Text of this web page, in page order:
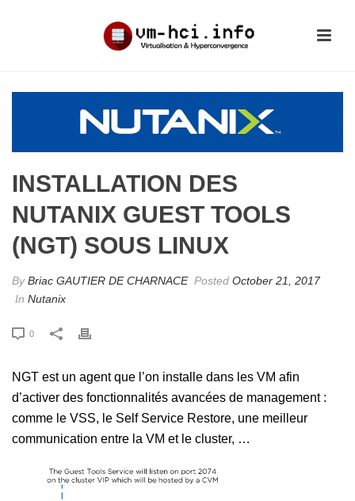
INSTALLATION DES
NUTANIX GUEST TOOLS
(NGT) SOUS LINUX
ByBriac GAUTIER DE CHARNACE Posted October 21, 2017
In Nutanix
0
NGT est un agent que l’on installe dans les VM afin
d’activer des fonctionnalités avancées de management :
comme le VSS, le Self Service Restore, une meilleur
communication entre la VM et le cluster, …